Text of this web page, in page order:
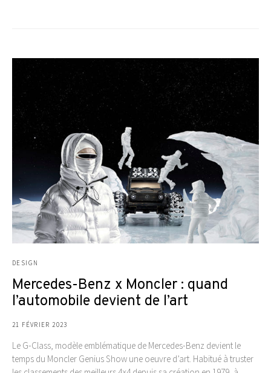
DESIGN
Mercedes-Benz x Moncler : quand
l’automobile devient de l’art
21 FÉVRIER 2023
Le G-Class, modèle emblématique de Mercedes-Benz devient le
temps du Moncler Genius Show une oeuvre d’art. Habitué à truster